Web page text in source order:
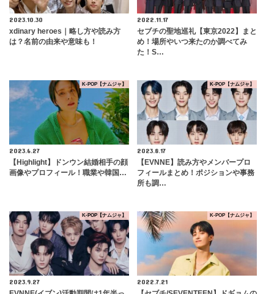
2023.10.30
xdinary heroes｜略し方や読み方
は？名前の由来や意味も！
2022.11.17
セブチの聖地巡礼【東京2022】まと
め！場所やいつ来たのか調べてみ
た！S…
K-POP【ナムジャ】
2023.6.27
【Highlight】ドンウン結婚相手の顔
画像やプロフィール！職業や韓国…
K-POP【ナムジャ】
2023.8.17
【EVNNE】読み方やメンバープロ
フィールまとめ！ポジションや事務
所も調…
K-POP【ナムジャ】
2023.9.27
K-POP【ナムジャ】
2022.7.21